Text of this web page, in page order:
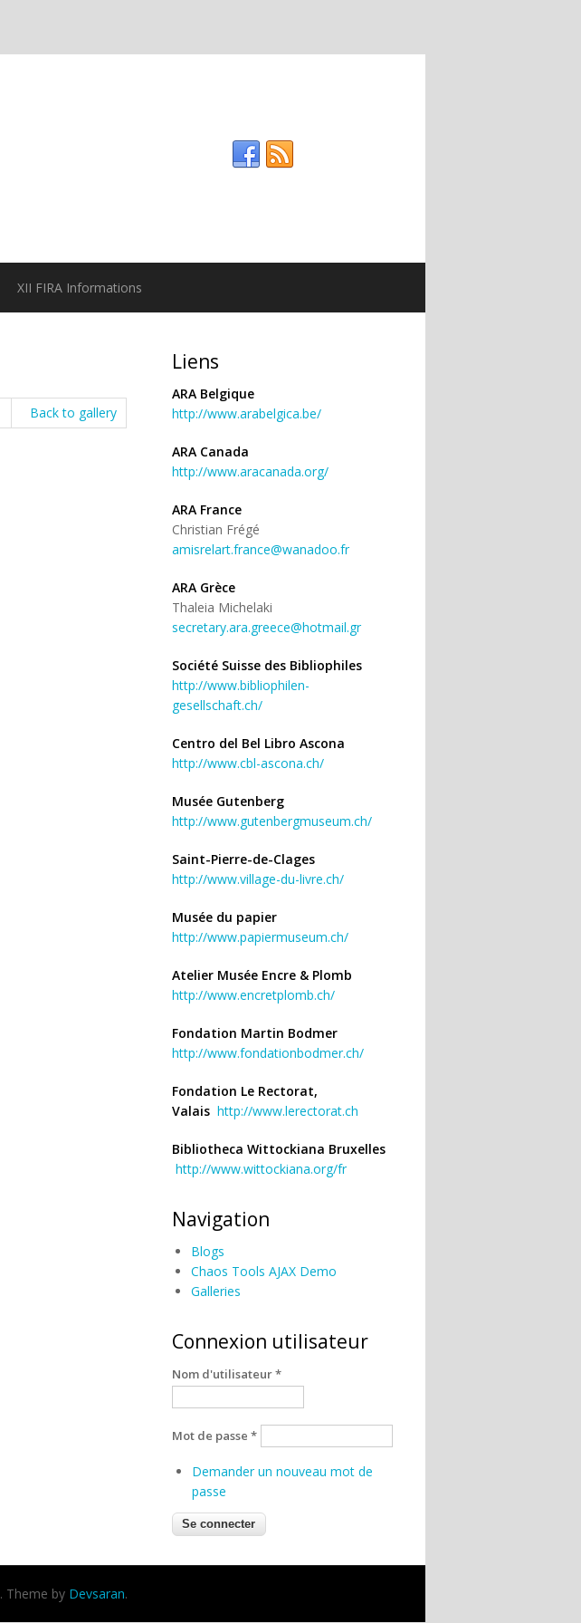
XII FIRA Informations
Back to gallery
Liens
ARA Belgique
http://www.arabelgica.be/
ARA Canada
http://www.aracanada.org/
ARA France
Christian Frégé
amisrelart.france@wanadoo.fr
ARA Grèce
Thaleia Michelaki
secretary.ara.greece@hotmail.gr
Société Suisse des Bibliophiles
http://www.bibliophilen-
gesellschaft.ch/
Centro del Bel Libro Ascona
http://www.cbl-ascona.ch/
Musée Gutenberg
http://www.gutenbergmuseum.ch/
Saint-Pierre-de-Clages
http://www.village-du-livre.ch/
Musée du papier
http://www.papiermuseum.ch/
Atelier Musée Encre & Plomb
http://www.encretplomb.ch/
Fondation Martin Bodmer
http://www.fondationbodmer.ch/
Fondation Le Rectorat,
Valais http://www.lerectorat.ch
Bibliotheca Wittockiana Bruxelles
http://www.wittockiana.org/fr
Navigation
Blogs
Chaos Tools AJAX Demo
Galleries
Connexion utilisateur
Nom d'utilisateur*
Mot de passe *
Demander un nouveau mot de
passe
. Theme by Devsaran.